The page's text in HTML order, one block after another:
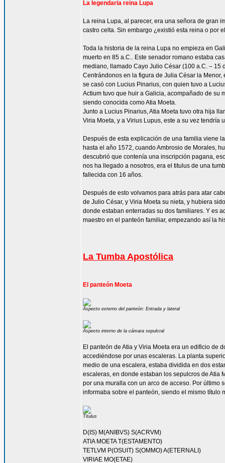
La legendaria reina Lupa
La reina Lupa, al parecer, era una señora de gran
castro celta. Sin embargo ¿existió esta reina o por
Toda la historia de la reina Lupa no empieza en
muerto en 85 a.C.. Este senador romano estaba
mediano, llamado Cayo Julio César (100 a.C. – 15
Centrándonos en la figura de Julia César la
se casó con Lucius Pinarius, con quien tuvo a
Actium tuvo que huir a Galicia, acompañado de su
siendo conocida como Atia Moeta.
Junto a Lucius Pinarius, Atia Moeta tuvo otra hija
Viria Moeta, y a Virius Lupus, este a su vez tendría
Después de esta explicación de una familia viene
hasta el año 1572, cuando Ambrosio de Morales,
descubrió que contenía una inscripción pagana,
nos ha llegado a nosotros, era el titulus de una
fallecida con 16 años.
Después de esto volvamos para atrás para atar
de Julio César, y Viria Moeta su nieta, y hubiera
donde estaban enterradas su dos familiares. Y es
maestro en el panteón familiar, empezando así la
La Tumba Apostólica
El panteón Moeta
Aspecto externo del panteón: Entrada y lateral
Aspecto interno de la cámara sepulcral
El panteón de Atia y Viria Moeta era un edificio de
accediéndose por unas escaleras. La planta
medio de una escalera, estaba dividida en dos
escaleras, en donde estaban los sepulcros de Atia
por una muralla con un arco de acceso. Por último
informaba sobre el panteón, siendo el mismo título
Titulus
D(IS) M(ANIBVS) S(ACRVM)
ATIA MOETA T(ESTAMENTO)
TETLVM P(OSUIT) S(OMMO) A(ETERNALI)
VIRIAE MO(ETAE)